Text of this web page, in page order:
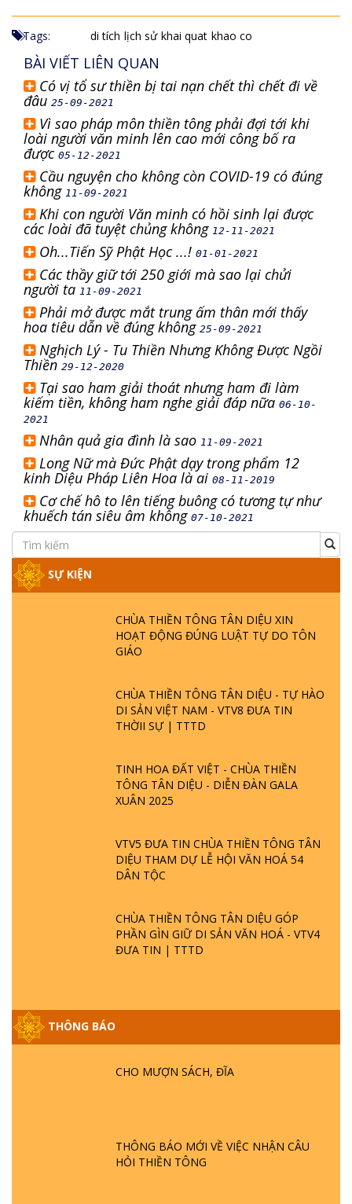
Tags: di tích lịch sử khai quat khao co
BÀI VIẾT LIÊN QUAN
Có vị tổ sư thiền bị tai nạn chết thì chết đi về
đâu 25-09-2021
Vì sao pháp môn thiền tông phải đợi tới khi
loài người văn minh lên cao mới công bố ra
được 05-12-2021
Cầu nguyện cho không còn COVID-19 có đúng
không 11-09-2021
Khi con người Văn minh có hồi sinh lại được
các loài đã tuyệt chủng không 12-11-2021
Oh...Tiến Sỹ Phật Học ...! 01-01-2021
Các thầy giữ tới 250 giới mà sao lại chửi
người ta 11-09-2021
Phải mở được mắt trung ấm thân mới thấy
hoa tiêu dẫn về đúng không 25-09-2021
Nghịch Lý - Tu Thiền Nhưng Không Được Ngồi
Thiền 29-12-2020
Tại sao ham giải thoát nhưng ham đi làm
kiếm tiền, không ham nghe giải đáp nữa 06-10-
2021
Nhân quả gia đình là sao 11-09-2021
Long Nữ mà Đức Phật dạy trong phẩm 12
kinh Diệu Pháp Liên Hoa là ai 08-11-2019
Cơ chế hô to lên tiếng buông có tương tự như
khuếch tán siêu âm không 07-10-2021
SỰ KIỆN
CHÙA THIỀN TÔNG TÂN DIỆU XIN
HOẠT ĐỘNG ĐÚNG LUẬT TỰ DO TÔN
GIÁO
CHÙA THIỀN TÔNG TÂN DIỆU - TỰ HÀO
DI SẢN VIỆT NAM - VTV8 ĐƯA TIN
THỜII SỰ | TTTD
TINH HOA ĐẤT VIỆT - CHÙA THIỀN
TÔNG TÂN DIỆU - DIỄN ĐÀN GALA
XUÂN 2025
VTV5 ĐƯA TIN CHÙA THIỀN TÔNG TÂN
DIỆU THAM DỰ LỄ HỘI VĂN HOÁ 54
DÂN TỘC
CHÙA THIỀN TÔNG TÂN DIỆU GÓP
PHẦN GÌN GIỮ DI SẢN VĂN HOÁ - VTV4
ĐƯA TIN | TTTD
THÔNG BÁO
CHO MƯỢN SÁCH, ĐĨA
THÔNG BÁO MỚI VỀ VIỆC NHẬN CÂU
HỎI THIỀN TÔNG
GIẢI ĐÁP ĐẶC BIỆT P25 - SUỐT 49 NĂM
PHẬT KHÔNG NÓI? HỘI LONG HOA LÀ
HỘI GÌ? TỬ VÌ ĐẠO
PHẬT GIỚI CÓ THỜI GIAN KHÔNG? |
TTTD